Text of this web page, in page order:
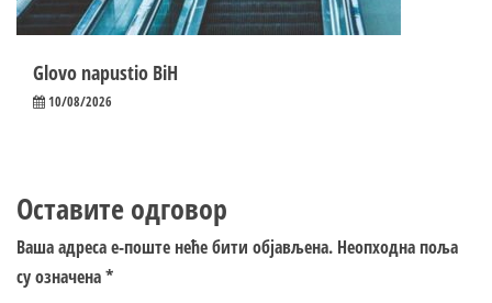
Glovo napustio BiH
10/08/2026
Оставите одговор
Ваша адреса е-поште неће бити објављена. Неопходна поља
су означена*